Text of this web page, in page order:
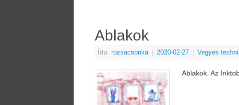
Ablakok
Írta: rozsacsonka 2020-02-27 Vegyes
Ablakok. Az